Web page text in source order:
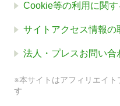
Cookie等の利用に関
サイトアクセス情報の
法人・プレスお問い合
※本サイトはアフィリエイ
す